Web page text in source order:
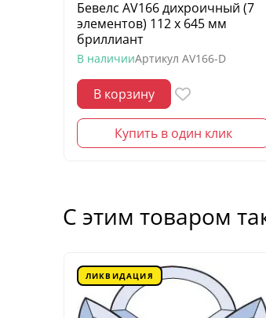
Бевелс AV166 дихроичный (7
элементов) 112 х 645 мм
бриллиант
В наличииАртикул AV166-D
В корзину
Купить в один клик
С этим товаром
ЛИКВИДАЦИЯ